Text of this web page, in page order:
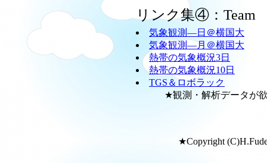
リンク集④：
気象観測―日＠横国大
気象観測―月＠横国大
熱帯の気象概況3日
熱帯の気象概況10日
TGS＆ロボラック
★観測・解析データが欲し
★Copyright